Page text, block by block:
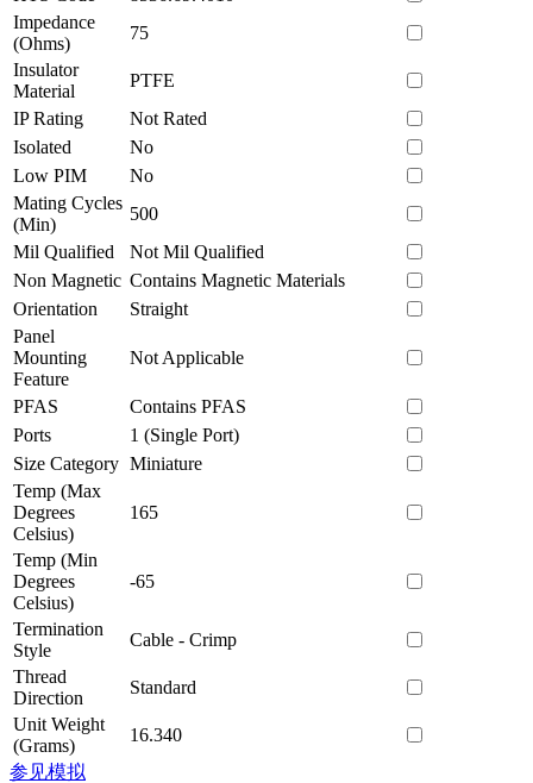
Impedance
(Ohms)
75
Insulator
Material
PTFE
IP Rating
Not Rated
Isolated
No
Low PIM
No
Mating Cycles
(Min)
500
Mil Qualified
Not Mil Qualified
Non Magnetic Contains Magnetic Materials
Orientation
Straight
Panel
Mounting
Feature
Not Applicable
PFAS
Contains PFAS
Ports
1 (Single Port)
Size Category Miniature
Temp (Max
Degrees
Celsius)
165
Temp (Min
Degrees
Celsius)
-65
Termination
Style
Cable - Crimp
Thread
Direction
Standard
Unit Weight
(Grams)
16.340
参见模拟